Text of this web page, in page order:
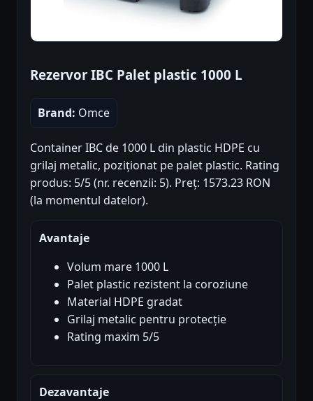
Rezervor IBC Palet plastic 1000 L
Brand: Omce
Container IBC de 1000 L din plastic HDPE cu
grilaj metalic, poziționat pe palet plastic. Rating
produs: 5/5 (nr. recenzii: 5). Preț: 1573.23 RON
(la momentul datelor).
Avantaje
Volum mare 1000 L
Palet plastic rezistent la coroziune
Material HDPE gradat
Grilaj metalic pentru protecție
Rating maxim 5/5
Dezavantaje